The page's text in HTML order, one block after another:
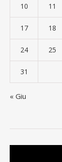
10 11
17 18
24 25
31
« Giu